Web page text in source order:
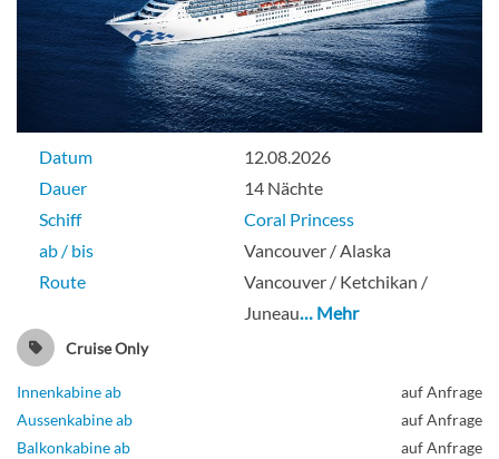
Datum
12.08.2026
Dauer
14 Nächte
Schiff
Coral Princess
ab / bis
Vancouver / Alaska
Route
Vancouver / Ketchikan /
Juneau… Mehr
Cruise Only
Innenkabine ab
auf Anfrage
Aussenkabine ab
auf Anfrage
Balkonkabine ab
auf Anfrage